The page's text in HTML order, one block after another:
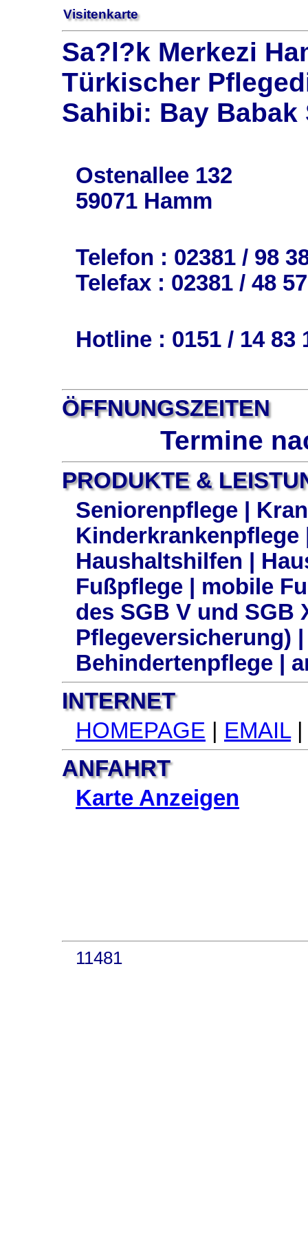
Visitenkarte
Sa?l?k Merkezi
Türkischer
Sahibi: Bay Babak
Ostenallee 132
59071 Hamm
Telefon : 02381 / 98
Telefax : 02381 / 48
Hotline : 0151 / 14 83
ÖFFNUNGSZEITEN
Termine
PRODUKTE &
Seniorenpflege |
Kinderkrankenpflege
Haushaltshilfen |
Fußpflege | mobile
des SGB V und SGB
Pflegeversicherung)
Behindertenpflege |
INTERNET
HOMEPAGE
EMAIL|
ANFAHRT
Karte Anzeigen
11481